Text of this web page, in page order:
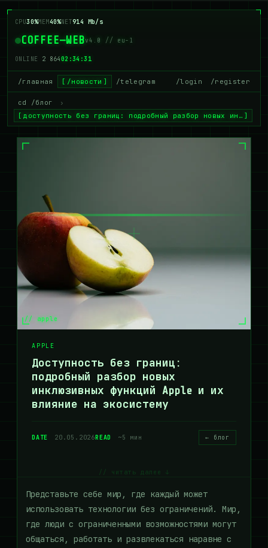
CPU30%MEM40%NET914 Mb/s
COFFEE—WEBv4.0 // eu-1
ONLINE 2 86402:34:31
/главная /новости /telegram /login /register
cd /блог
›
доступность без границ: подробный разбор новых ин…
// apple
APPLE
Доступность без границ:
подробный разбор новых
инклюзивных функций Apple и их
влияние на экосистему
DATE 20.05.2026READ ~5 мин ← блог
// читать далее ↓
Представьте себе мир, где каждый может
использовать технологии без ограничений. Мир,
где люди с ограниченными возможностями могут
общаться, работать и развлекаться наравне с